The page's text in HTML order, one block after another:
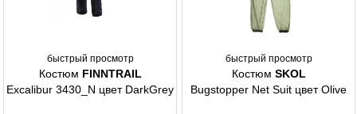
быстрый просмотр
Костюм FINNTRAIL
Excalibur 3430_N цвет DarkGrey
быстрый просмотр
Костюм SKOL
Bugstopper Net Suit цвет Olive